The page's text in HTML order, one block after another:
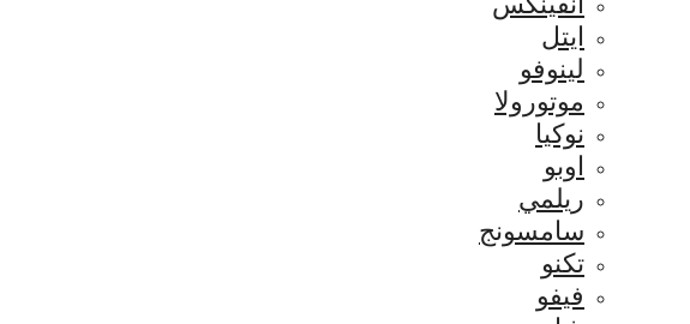
ايتل
لينوفو
موتورولا
نوكيا
اوبو
ريلمي
سامسونج
تكنو
فيفو